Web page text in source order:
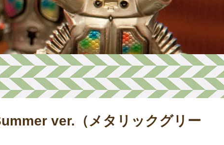
ver.（メタリックグリー